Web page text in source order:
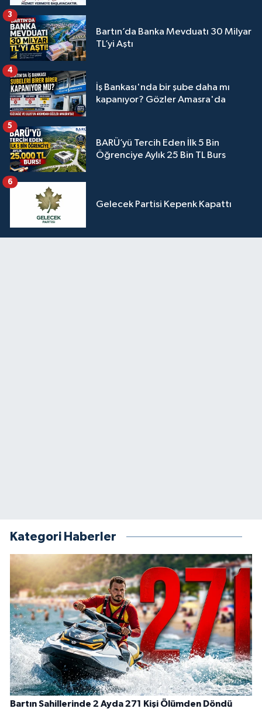
Bartın’da Banka Mevduatı 30 Milyar
TL’yi Aştı
3
İş Bankası'nda bir şube daha mı
kapanıyor? Gözler Amasra'da
4
BARÜ’yü Tercih Eden İlk 5 Bin
Öğrenciye Aylık 25 Bin TL Burs
5
Gelecek Partisi Kepenk Kapattı
6
Kategori Haberler
Bartın Sahillerinde 2 Ayda 271 Kişi Ölümden Döndü